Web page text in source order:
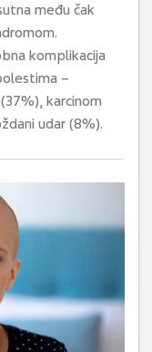
među čak
komplikacija
–
karcinom
udar (8%).